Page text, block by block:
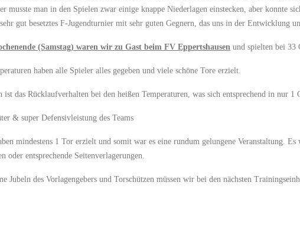
musste man in den Spielen zwar einige knappe Niederlagen einstecken, aber konnte
gut besetztes F-Jugendturnier mit sehr guten Gegnern, das uns in der Entwicklung
(Samstag) waren wir zu Gast beim FV Eppertshausen und spielten bei 33
haben alle Spieler alles gegeben und viele schöne Tore erzielt.
ist das Rücklaufverhalten bei den heißen Temperaturen, was sich entsprechend in nur
& super Defensivleistung des Teams
mindestens 1 Tor erzielt und somit war es eine rundum gelungene Veranstaltung.
oder entsprechende Seitenverlagerungen.
Jubeln des Vorlagengebers und Torschützen müssen wir bei den nächsten